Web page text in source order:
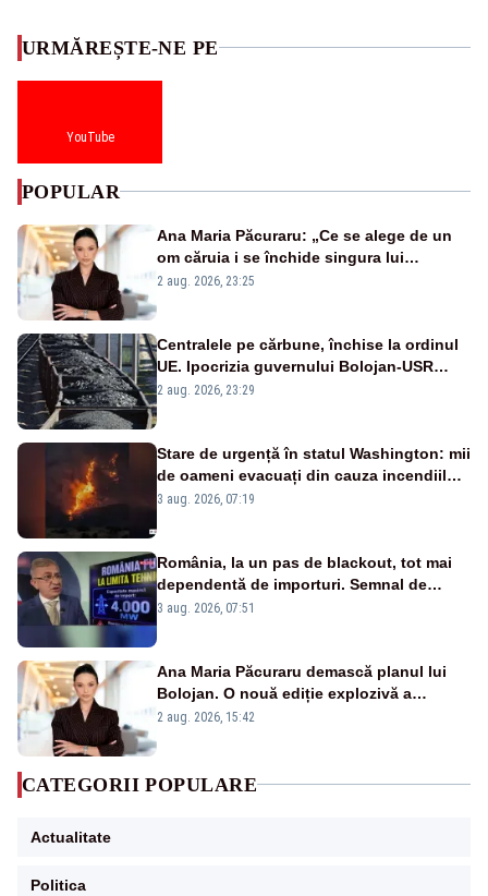
URMĂREȘTE-NE PE
YouTube
POPULAR
Ana Maria Păcuraru: „Ce se alege de un
om căruia i se închide singura lui
portiță?”
2 aug. 2026, 23:25
Centralele pe cărbune, închise la ordinul
UE. Ipocrizia guvernului Bolojan-USR
după starea de alertă
2 aug. 2026, 23:29
Stare de urgență în statul Washington: mii
de oameni evacuați din cauza incendiilor
puternice de vegetație
3 aug. 2026, 07:19
România, la un pas de blackout, tot mai
dependentă de importuri. Semnal de
alarmă tras de un expert în energie
3 aug. 2026, 07:51
Ana Maria Păcuraru demască planul lui
Bolojan. O nouă ediție explozivă a
emisiunii „Miza Zilei” la Realitatea PLUS
2 aug. 2026, 15:42
CATEGORII POPULARE
Actualitate
Politica